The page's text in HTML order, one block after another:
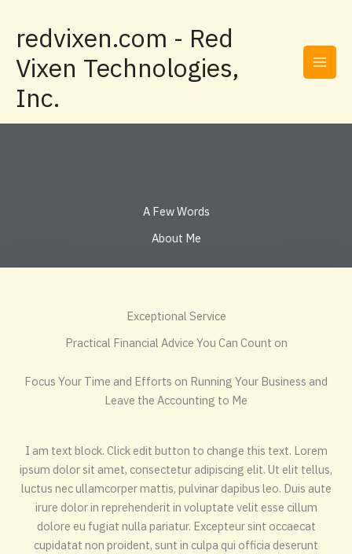
contentredvixen.com - Red
Vixen Technologies,
Inc.
A Few Words
About Me
Exceptional Service
Practical Financial Advice You Can Count on
Focus Your Time and Efforts on Running Your Business and
Leave the Accounting to Me
I am text block. Click edit button to change this text. Lorem
ipsum dolor sit amet, consectetur adipiscing elit. Ut elit tellus,
luctus nec ullamcorper mattis, pulvinar dapibus leo. Duis aute
irure dolor in reprehenderit in voluptate velit esse cillum
dolore eu fugiat nulla pariatur. Excepteur sint occaecat
cupidatat non proident, sunt in culpa qui officia deserunt